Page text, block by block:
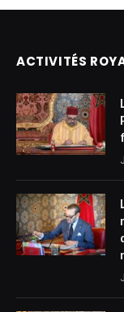
ACTIVITÉS